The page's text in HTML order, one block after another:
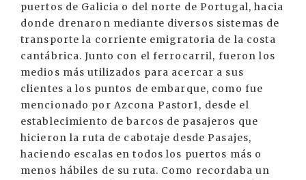
puertos de Galicia o del norte de Portugal, hacia
donde drenaron mediante diversos sistemas de
transporte la corriente emigratoria de la costa
cantábrica. Junto con el ferrocarril, fueron los
medios más utilizados para acercar a sus
clientes a los puntos de embarque, como fue
mencionado por Azcona Pastor1, desde el
establecimiento de barcos de pasajeros que
hicieron la ruta de cabotaje desde Pasajes,
haciendo escalas en todos los puertos más o
menos hábiles de su ruta. Como recordaba un